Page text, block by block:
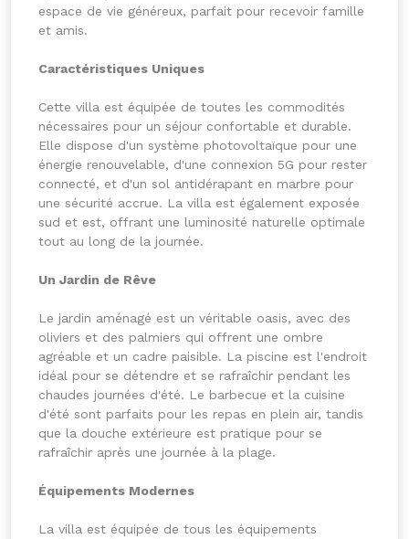
espace de vie généreux, parfait pour recevoir famille
et amis.
Caractéristiques Uniques
Cette villa est équipée de toutes les commodités
nécessaires pour un séjour confortable et durable.
Elle dispose d'un système photovoltaïque pour une
énergie renouvelable, d'une connexion 5G pour rester
connecté, et d'un sol antidérapant en marbre pour
une sécurité accrue. La villa est également exposée
sud et est, offrant une luminosité naturelle optimale
tout au long de la journée.
Un Jardin de Rêve
Le jardin aménagé est un véritable oasis, avec des
oliviers et des palmiers qui offrent une ombre
agréable et un cadre paisible. La piscine est l'endroit
idéal pour se détendre et se rafraîchir pendant les
chaudes journées d'été. Le barbecue et la cuisine
d'été sont parfaits pour les repas en plein air, tandis
que la douche extérieure est pratique pour se
rafraîchir après une journée à la plage.
Équipements Modernes
La villa est équipée de tous les équipements